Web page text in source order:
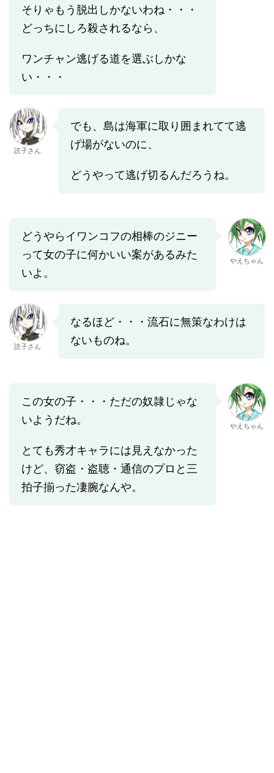
そりゃもう脱出しかないわね・・・
どっちにしろ殺されるなら、
ワンチャン逃げる道を選ぶしかな
い・・・
読子さん
でも、島は海軍に取り囲まれてて逃
げ場がないのに、
どうやって逃げ切るんだろうね。
どうやらイワンコフの相棒のジニー
って女の子に何かいい案があるみた
いよ。
やえちゃん
読子さん
なるほど・・・流石に無策なわけは
ないものね。
この女の子・・・ただの奴隷じゃな
いようだね。
とても秀才キャラには見えなかった
けど、窃盗・盗聴・通信のプロと三
拍子揃った凄腕なんや。
やえちゃん